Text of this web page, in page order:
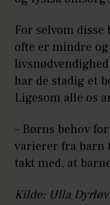
For selvom
ofte er mindre
har de stadig et
Ligesom alle os
– Børns behov
varierer fra barn
takt med, at
Kilde: Ulla